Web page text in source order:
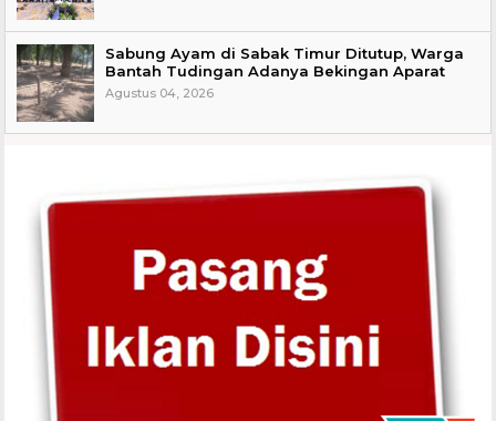
Sabung Ayam di Sabak Timur Ditutup, Warga
Bantah Tudingan Adanya Bekingan Aparat
Agustus 04, 2026